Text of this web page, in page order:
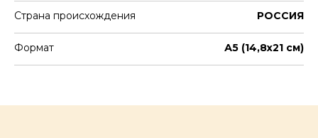
Страна происхождения РОССИЯ
Формат А5 (14,8х21 см)